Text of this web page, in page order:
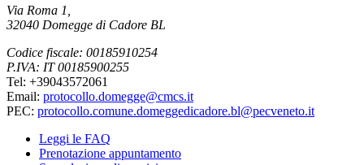
Via Roma 1,
32040 Domegge di Cadore BL
Codice fiscale: 00185910254
P.IVA: IT 00185900255
Tel: +39043572061
Email: protocollo.domegge@cmcs.it
PEC: protocollo.comune.domeggedicadore.bl@pecveneto.it
Leggi le FAQ
Prenotazione appuntamento